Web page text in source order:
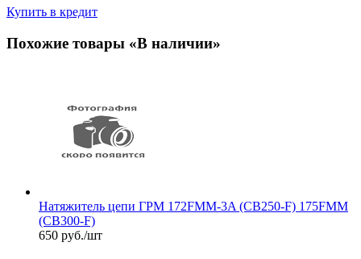
Купить в кредит
Похожие товары «В наличии»
Натяжитель цепи ГРМ 172FMM-3A (CB250-F) 175FMM
(CB300-F)
650 руб./шт